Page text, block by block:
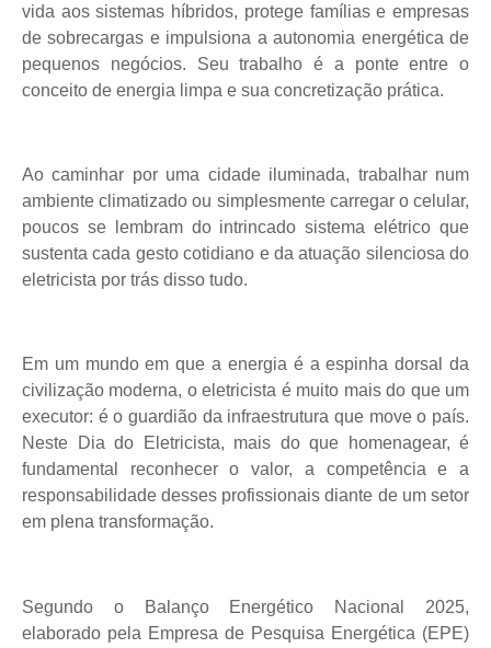
vida aos sistemas híbridos, protege famílias e empresas
de sobrecargas e impulsiona a autonomia energética de
pequenos negócios. Seu trabalho é a ponte entre o
conceito de energia limpa e sua concretização prática.
Ao caminhar por uma cidade iluminada, trabalhar num
ambiente climatizado ou simplesmente carregar o celular,
poucos se lembram do intrincado sistema elétrico que
sustenta cada gesto cotidiano e da atuação silenciosa do
eletricista por trás disso tudo.
Em um mundo em que a energia é a espinha dorsal da
civilização moderna, o eletricista é muito mais do que um
executor: é o guardião da infraestrutura que move o país.
Neste Dia do Eletricista, mais do que homenagear, é
fundamental reconhecer o valor, a competência e a
responsabilidade desses profissionais diante de um setor
em plena transformação.
Segundo o Balanço Energético Nacional 2025,
elaborado pela Empresa de Pesquisa Energética (EPE)